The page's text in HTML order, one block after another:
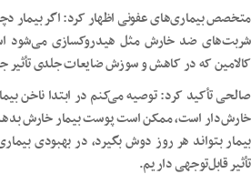
متخصص بیماری‌های عفونی اظهار کرد: اگر بیمار
شربت‌های ضد خارش مثل هیدروکسازی می‌شود
کالامین که در کاهش و سوزش ضایعات جلدی تأثیر
صالحی تأکید کرد: توصیه می‌کنم در ابتدا ناخن
خارش‌دار است، ممکن است پوست بیمار خارش
بیمار بتواند هر روز دوش بگیرد، در بهبودی
تأثیر قابل‌توجهی داریم.